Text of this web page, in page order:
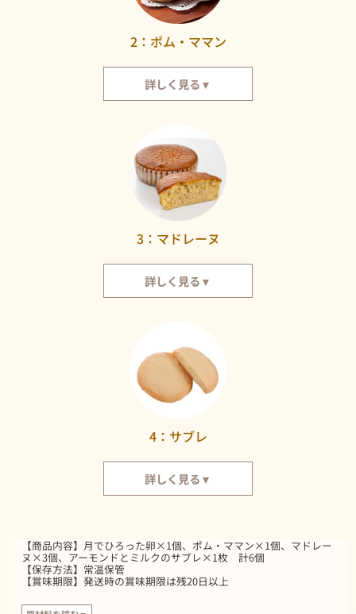
2：ポム・ママン
詳しく見る▼
カスタードクリームのまろやかさが絶妙にマッチ。
3：マドレーヌ
詳しく見る▼
4：サブレ
詳しく見る▼
【商品内容】月でひろった卵×1個、ポム・ママン×1個、マドレー
ヌ×3個、アーモンドとミルクのサブレ×1枚 計6個
【保存方法】常温保管
【賞味期限】発送時の賞味期限は残20日以上